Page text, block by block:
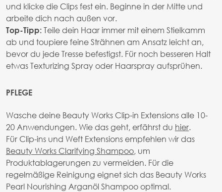
und klicke die Clips fest ein. Beginne in der Mitte und
arbeite dich nach außen vor.
Top-Tipp: Teile dein Haar immer mit einem Stielkamm
ab und toupiere feine Strähnen am Ansatz leicht an,
bevor du jede Tresse befestigst. Für noch besseren Halt
etwas Texturizing Spray oder Haarspray aufsprühen.
PFLEGE
Wasche deine Beauty Works Clip-in Extensions alle 10-
20 Anwendungen. Wie das geht, erfährst du hier.
Für Clip-ins und Weft Extensions empfehlen wir das
Beauty Works Clarifying Shampoo, um
Produktablagerungen zu vermeiden. Für die
regelmäßige Reinigung eignet sich das Beauty Works
Pearl Nourishing Arganöl Shampoo optimal.